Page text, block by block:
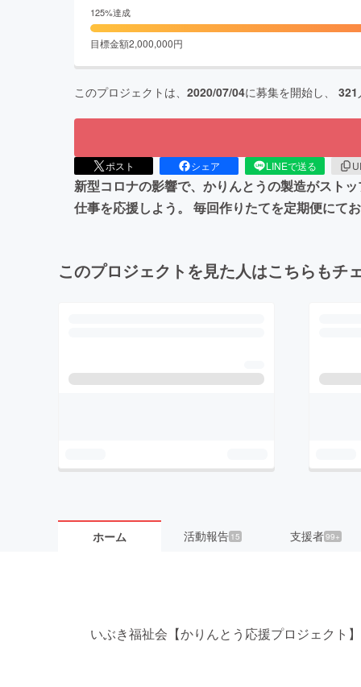
125%達成
目標金額2,000,000円
このプロジェクトは、 2020/07/04に募集を開始し、 321
ポスト シェア LINEで送る
新型コロナの影響で、かりんとうの製造がスト
仕事を応援しよう。 毎回作りたてを定期便にて
このプロジェクトを見た人はこちらもチ
ホーム 活動報告 15 支援者99+
いぶき福祉会【かりんとう応援プロジェクト】